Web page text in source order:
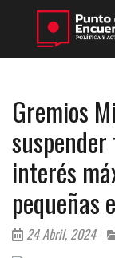
Gremios
interés
pequeñas
24 Abril, 2024